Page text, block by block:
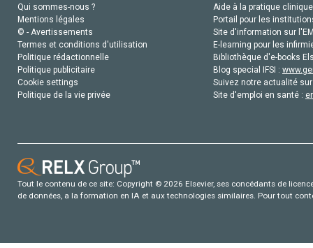
Qui sommes-nous ?
Mentions légales
© - Avertissements
Termes et conditions d'utilisation
Politique rédactionnelle
Politique publicitaire
Cookie settings
Politique de la vie privée
Aide à la pratique
Portail pour les
Site d'information sur
E-learning pour les
Bibliothèque d'e-books
Blog special IFSI :
Suivez notre actualité
Site d'emploi en santé :
Tout le contenu de ce site: Copyright © 2026 Elsevier, ses concédants de
de données, a la formation en IA et aux technologies similaires. Pour tout